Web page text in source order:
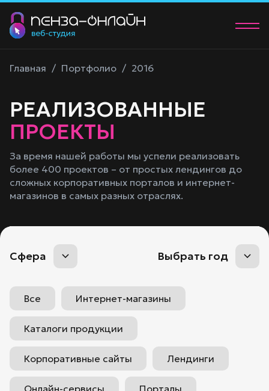
Портфолио
Контакты
+7 (902) 205-83-00
manager@58studio.ru
Обсудить проект
Главная / Портфолио / 2016
РЕАЛИЗОВАННЫЕ
ПРОЕКТЫ
За время нашей работы мы успели реализовать
более 400 проектов – от простых лендингов до
сложных корпоративных порталов и интернет-
магазинов в самых разных отраслях.
Все Интернет-магазины
Каталоги продукции
Корпоративные сайты Лендинги
Онлайн-сервисы Порталы
Сфера Выбрать год